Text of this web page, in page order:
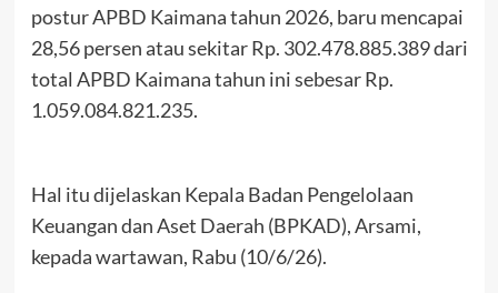
postur APBD Kaimana tahun 2026, baru mencapai
28,56 persen atau sekitar Rp. 302.478.885.389 dari
total APBD Kaimana tahun ini sebesar Rp.
1.059.084.821.235.
Hal itu dijelaskan Kepala Badan Pengelolaan
Keuangan dan Aset Daerah (BPKAD), Arsami,
kepada wartawan, Rabu (10/6/26).